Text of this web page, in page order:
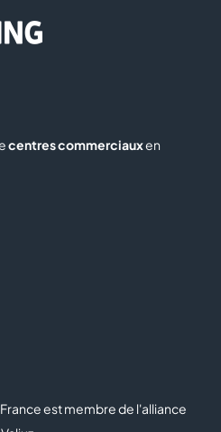
centres commerciauxen
est membre de l'alliance